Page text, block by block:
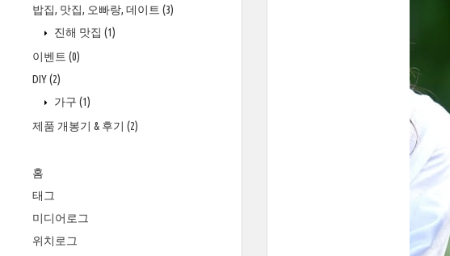
밥집, 맛집, 오빠랑, 데이트 (3)
진해 맛집 (1)
이벤트 (0)
DIY(2)
가구 (1)
제품 개봉기 & 후기 (2)
홈
태그
미디어로그
위치로그